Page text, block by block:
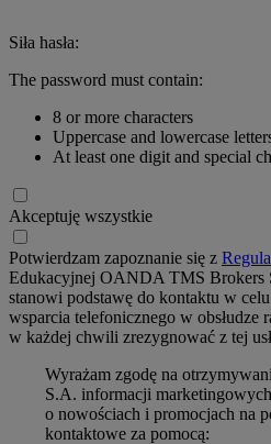
Siła hasła:
The password must contain:
8 or more characters
Uppercase and lowercase
At least one digit and special
Akceptuję wszystkie
Potwierdzam zapoznanie się z
Edukacyjnej OANDA TMS Brokers
stanowi podstawę do kontaktu w
wsparcia telefonicznego w obsłudze
w każdej chwili zrezygnować z tej
Wyrażam zgodę na
S.A. informacji
o nowościach i promocjach na
kontaktowe za pomocą: